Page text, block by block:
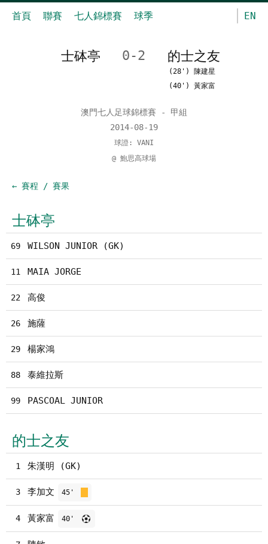
首頁 聯賽 七人錦標賽 球季 EN
士砵亭 0-2 的士之友
(28') 陳建星
(40') 黃家富
澳門七人足球錦標賽 - 甲組
2014-08-19
球證: VANI
@ 鮑思高球場
← 賽程 / 賽果
士砵亭
69 WILSON JUNIOR (GK)
11 MAIA JORGE
22 高俊
26 施薩
29 楊家鴻
88 泰維拉斯
99 PASCOAL JUNIOR
的士之友
1 朱漢明 (GK)
3 李加文 45'
4 黃家富 40'